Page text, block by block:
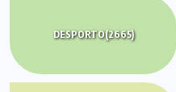
DESPORTO(2665)